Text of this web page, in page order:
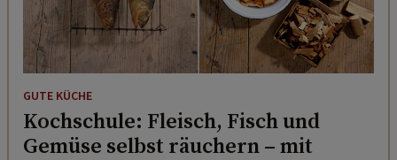
GUTE KÜCHE
Kochschule: Fleisch, Fisch und
Gemüse selbst räuchern – mit